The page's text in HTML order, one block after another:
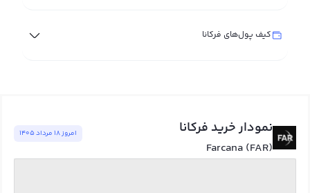
کیف پول‌های فرکانا
نمودار خرید فرکانا
Farcana (FAR)
امروز ١٨ مرداد ١٤٠٥